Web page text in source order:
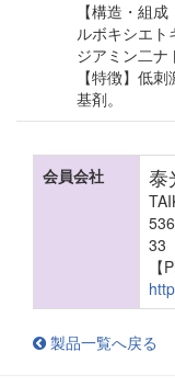
【構造・組
ルボキシエト
ジアミン二ナ
【特徴】低
基剤。
会員会社 泰
33
製品一覧へ戻る